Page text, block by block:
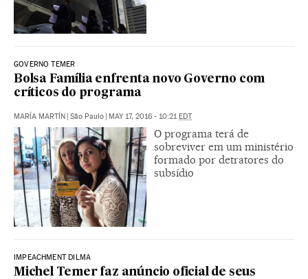
GOVERNO TEMER
Bolsa Família enfrenta novo Governo com
críticos do programa
MARÍA MARTÍN | São Paulo | MAY 17, 2016 - 10:21EDT
O programa terá de
sobreviver em um ministério
formado por detratores do
subsídio
IMPEACHMENT DILMA
Michel Temer faz anúncio oficial de seus